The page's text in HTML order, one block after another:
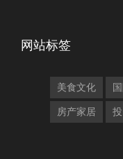
网站标签
美食文化
房产家居